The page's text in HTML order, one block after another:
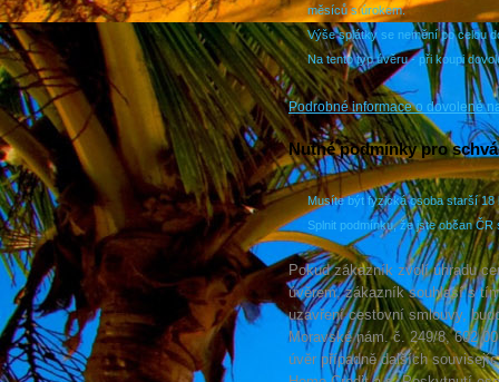
měsíců s úrokem.
Výše splátky se nemění po celou
Na tento typ úvěru - při koupi
Podrobné informace o dovolené
Nutné podmínky pro
Musíte být fyzická osoba starší 18
Splnit podmínku, že jste občan
Pokud zákazník zvolí úhradu
úvěrem, zákazník souhlasí s
uzavření cestovní smlouvy,
Moravské nám. č. 249/8, 602
úvěr případně dalších